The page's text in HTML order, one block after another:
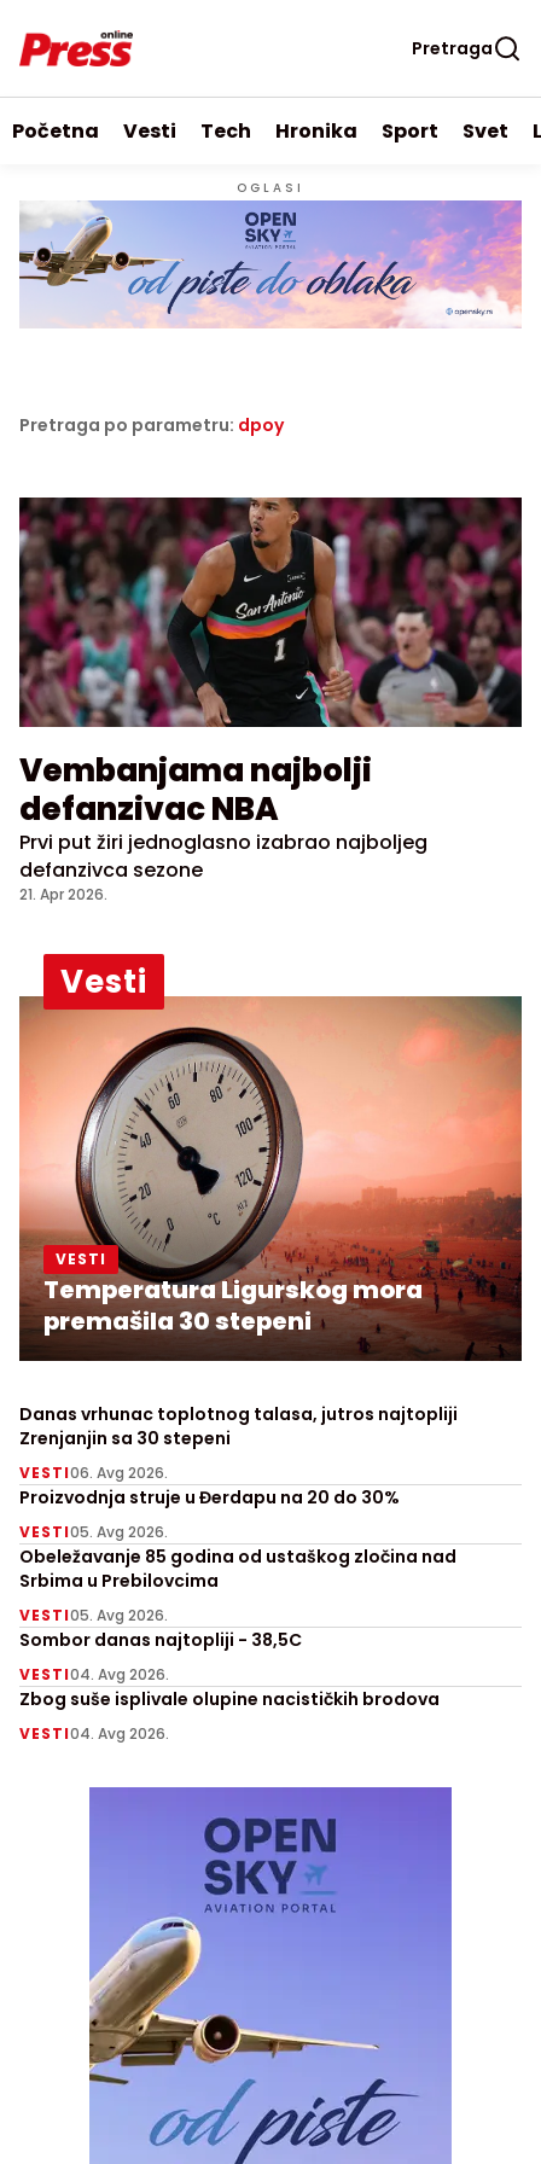
Pretraga
Početna Vesti Tech Hronika Sport Svet
OGLASI
Pretraga po parametru: dpoy
Vembanjama najbolji
defanzivac NBA
Prvi put žiri jednoglasno izabrao najboljeg
defanzivca sezone
21. Apr 2026.
Vesti
VESTI
Temperatura Ligurskog mora
premašila 30 stepeni
Danas vrhunac toplotnog talasa, jutros najtopliji
Zrenjanjin sa 30 stepeni
VESTI06. Avg 2026.
Proizvodnja struje u Đerdapu na 20 do 30%
VESTI05. Avg 2026.
Obeležavanje 85 godina od ustaškog zločina nad
Srbima u Prebilovcima
VESTI05. Avg 2026.
Sombor danas najtopliji - 38,5C
VESTI04. Avg 2026.
Zbog suše isplivale olupine nacističkih brodova
VESTI04. Avg 2026.